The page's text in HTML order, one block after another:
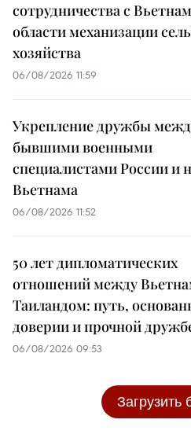
сотрудничества с
области механизации
хозяйства
06/08/2026 11:59
Укрепление дружбы
бывшими военными
специалистами России и
Вьетнама
06/08/2026 11:52
50 лет дипломатических
отношений между
Таиландом: путь,
доверии и прочной
06/08/2026 09:53
Загрузить